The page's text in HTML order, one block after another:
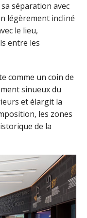
séparation avec
légèrement incliné
le lieu,
entre les
comme un coin de
sinueux du
et élargit la
les zones
de la